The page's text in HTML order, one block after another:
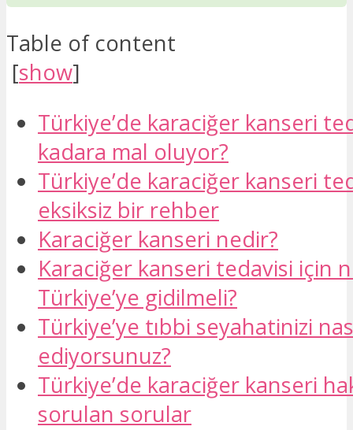
Table of content
[show]
Türkiye’de karaciğer kanseri
kadara mal oluyor?
Türkiye’de karaciğer kanseri
eksiksiz bir rehber
Karaciğer kanseri nedir?
Karaciğer kanseri tedavisi için
Türkiye’ye gidilmeli?
Türkiye’ye tıbbi seyahatinizi
ediyorsunuz?
Türkiye’de karaciğer kanseri
sorulan sorular